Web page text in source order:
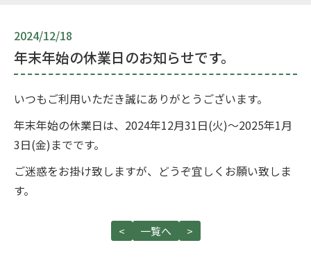
2024/12/18
年末年始の休業日のお知らせです。
いつもご利用いただき誠にありがとうございます。
年末年始の休業日は、2024年12月31日(火)〜2025年1月
3日(金)までです。
ご迷惑をお掛け致しますが、どうぞ宜しくお願い致しま
す。
< 一覧へ >